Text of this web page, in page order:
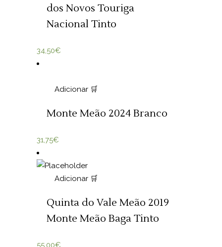
dos Novos Touriga
Nacional Tinto
34,50€
Adicionar 🛒
Monte Meão 2024 Branco
31,75€
Adicionar 🛒
Quinta do Vale Meão 2019
Monte Meão Baga Tinto
55,00€